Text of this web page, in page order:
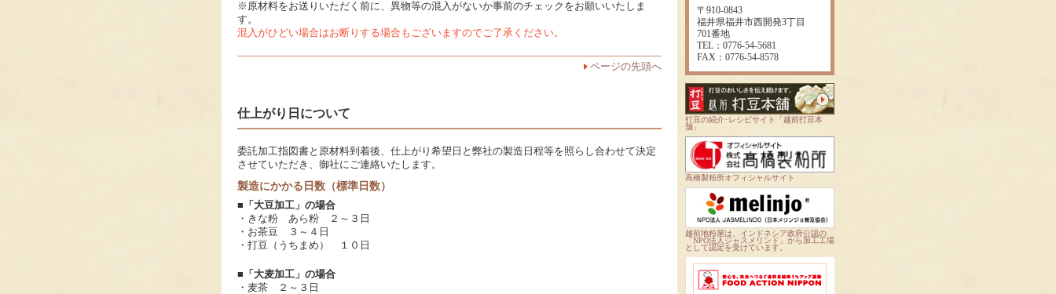
※原材料をお送りいただく前に、異物等の混入がないか事前のチェックをお願いいたしま
す。
混入がひどい場合はお断りする場合もございますのでご了承ください。
ページの先頭へ
仕上がり日について
委託加工指図書と原材料到着後、仕上がり希望日と弊社の製造日程等を照らし合わせて決定
させていただき、御社にご連絡いたします。
製造にかかる日数（標準日数）
■「大豆加工」の場合
・きな粉 あら粉 ２～３日
・お茶豆 ３～４日
・打豆（うちまめ） １０日
■「大麦加工」の場合
・麦茶 ２～３日
〒910-0843
福井県福井市西開発3丁目
701番地
TEL：0776-54-5681
FAX：0776-54-8578
打豆の紹介･レシピサイト「越前打豆本
舗」
高橋製粉所オフィシャルサイト
越前地粉屋は、インドネシア政府公認の
「NPO法人ジャスメリンド」から加工工場
として認定を受けています。